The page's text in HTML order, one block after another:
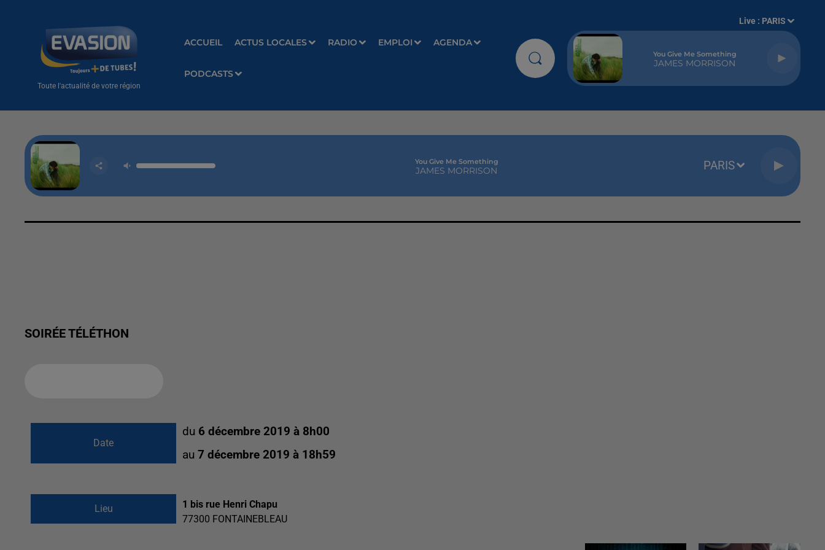
Toute l'actualité de votre région
ACCUEIL ACTUS LOCALES RADIO EMPLOI AGENDA
PODCASTS
Live : PARIS
You Give Me Something
JAMES MORRISON
You Give Me Something
JAMES MORRISON PARIS
SOIRÉE TÉLÉTHON
Date
du 6 décembre 2019 à 8h00
au7 décembre 2019 à 18h59
Lieu
1 bis rue Henri Chapu
77300 FONTAINEBLEAU